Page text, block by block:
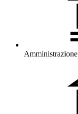
Amministrazione